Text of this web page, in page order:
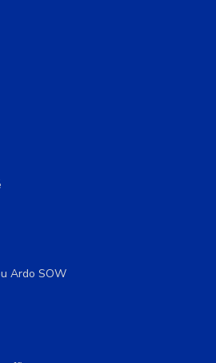
Ardo SOW